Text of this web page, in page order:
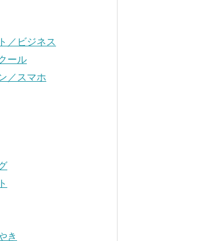
／ビジネス
ール
／スマホ
き